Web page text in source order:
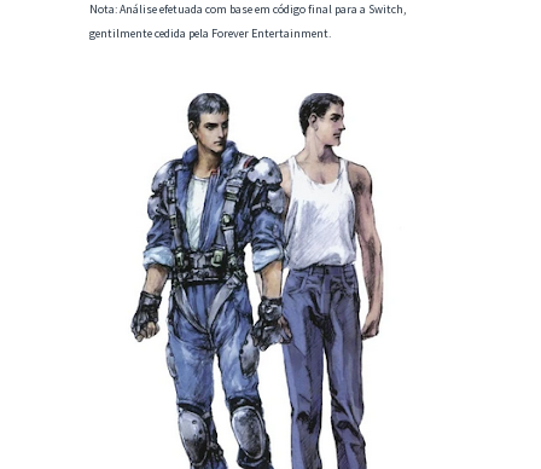
Nota: Análise efetuada com base em código final para a Switch,
gentilmente cedida pela Forever Entertainment.